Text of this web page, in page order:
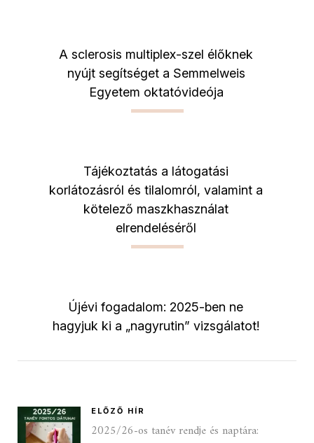
A sclerosis multiplex-szel élőknek
nyújt segítséget a Semmelweis
Egyetem oktatóvideója
Tájékoztatás a látogatási
korlátozásról és tilalomról, valamint a
kötelező maszkhasználat
elrendeléséről
Újévi fogadalom: 2025-ben ne
hagyjuk ki a „nagyrutin” vizsgálatot!
ELŐZŐ HÍR
2025/26-os tanév rendje és naptára: